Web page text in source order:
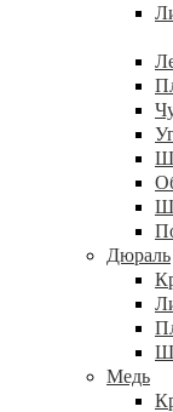
Дюраль
Медь